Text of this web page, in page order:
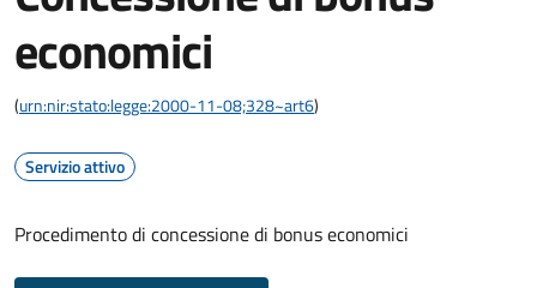
economici
(urn:nir:stato:legge:2000-11-08;328~art6)
Servizio attivo
Procedimento di concessione di bonus economici